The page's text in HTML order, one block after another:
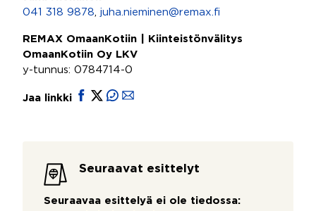
041 318 9878
juha.nieminen@remax.fi
REMAX OmaanKotiin | Kiinteistönvälitys
OmaanKotiin Oy LKV
y-tunnus: 0784714-0
Jaa linkki
Seuraavat esittelyt
Seuraavaa esittelyä ei ole tiedossa: